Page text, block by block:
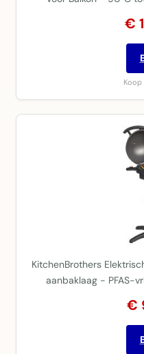
€
Koop
KitchenBrothers
aanbaklaag - PFAS-
€